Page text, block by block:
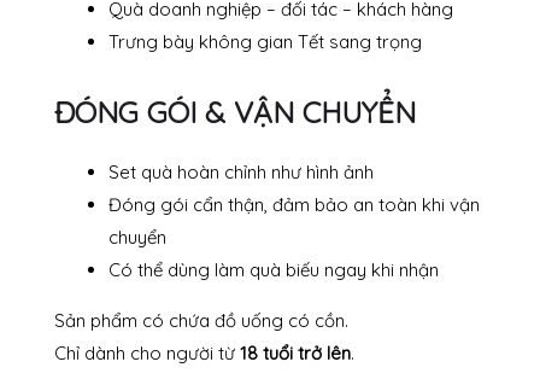
Quà doanh nghiệp – đối tác – khách hàng
Trưng bày không gian Tết sang trọng
ĐÓNG GÓI & VẬN CHUYỂN
Set quà hoàn chỉnh như hình ảnh
Đóng gói cẩn thận, đảm bảo an toàn khi vận
chuyển
Có thể dùng làm quà biếu ngay khi nhận
Sản phẩm có chứa đồ uống có cồn.
Chỉ dành cho người từ 18 tuổi trở lên.